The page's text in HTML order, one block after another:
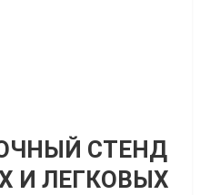
СТЕНД
И ЛЕГКОВЫХ